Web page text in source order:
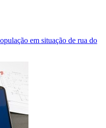
em situação de rua do